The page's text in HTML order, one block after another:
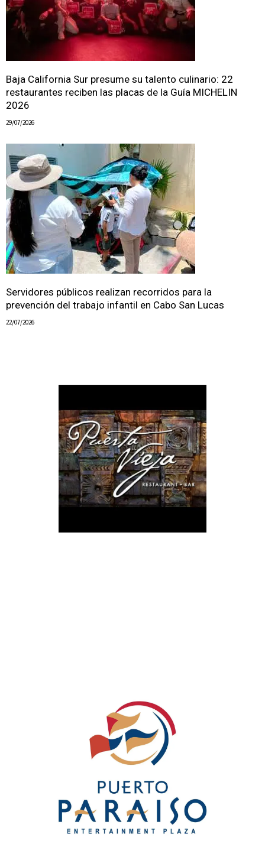
Baja California Sur presume su talento culinario: 22
restaurantes reciben las placas de la Guía MICHELIN
2026
29/07/2026
Servidores públicos realizan recorridos para la
prevención del trabajo infantil en Cabo San Lucas
22/07/2026